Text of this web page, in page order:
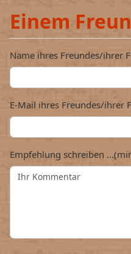
Einem
Name ihres Freundes/ihrer
E-Mail ihres Freundes/ihrer
Empfehlung schreiben